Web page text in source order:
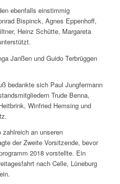
ebenfalls einstimmig
Bis­pinck, Agnes Eppenhoff,
Heinz Schütte, Margareta
Janßen und Guido Terbrüggen
bedankte sich Paul Jungfermann
Trude Benna,
Winfried Hemsing und
zahlreich an unseren
der Zweite Vorsitzende, bevor
2018 vorstellte. Ein
nach Celle, Lüneburg